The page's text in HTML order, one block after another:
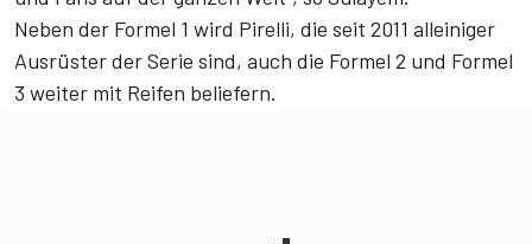
Neben der Formel 1 wird Pirelli, die seit 2011 alleiniger
Ausrüster der Serie sind, auch die Formel 2 und Formel
3 weiter mit Reifen beliefern.